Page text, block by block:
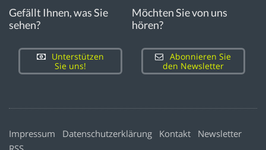
Gefällt Ihnen, was Sie
sehen?
Unterstützen
Sie uns!
Möchten Sie von uns
hören?
Abonnieren Sie
den Newsletter
Impressum Datenschutzerklärung Kontakt
Newsletter